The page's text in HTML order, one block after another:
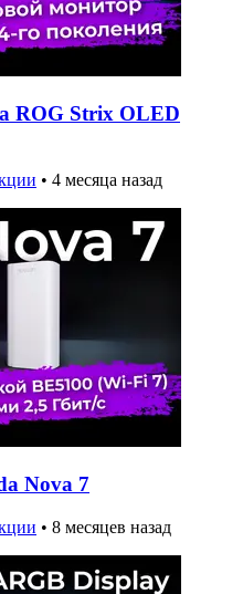
ROG Strix OLED
• 4 месяца назад
Nova 7
• 8 месяцев назад